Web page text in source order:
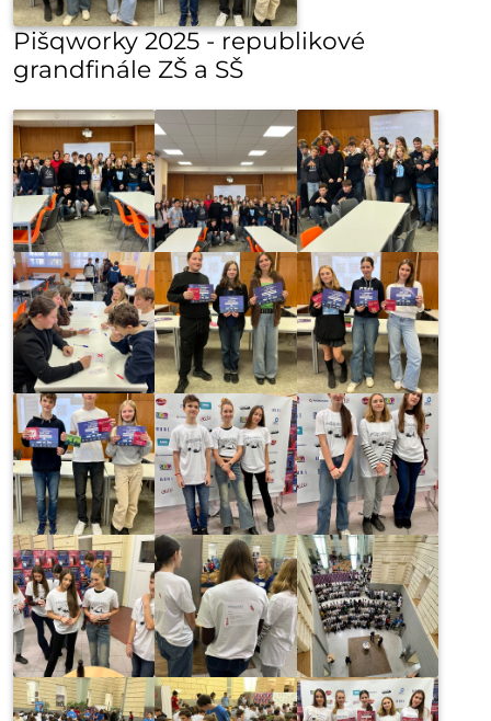
Pišqworky 2025 - republikové
grandfinále ZŠ a SŠ